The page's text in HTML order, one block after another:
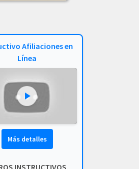
002-2023.pdf
001-2023.pdf
002-2023.pdf
2023.PDF
Afiliaciones en
Línea
Más detalles